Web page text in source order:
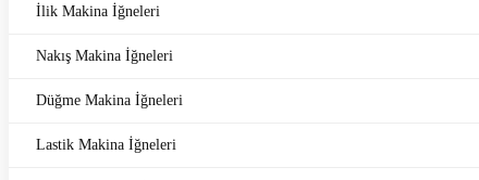
İlik Makina İğneleri
Nakış Makina İğneleri
Düğme Makina İğneleri
Lastik Makina İğneleri